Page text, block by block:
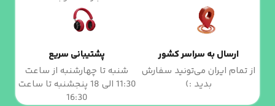
ارسال به سراسر کشور
از تمام ایران می‌تونید سفارش
بدید :)
پشتیبانی سریع
شنبه تا چهارشنبه از ساعت
11:30 الی 18 پنجشنبه تا ساعت
16:30